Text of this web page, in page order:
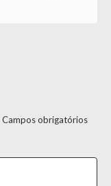
Campos obrigatórios